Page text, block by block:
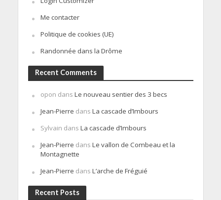
Me contacter
Politique de cookies (UE)
Randonnée dans la Drôme
Recent Comments
opon dans Le nouveau sentier des 3 becs
Jean-Pierre dans La cascade d’Imbours
Sylvain dans La cascade d’Imbours
Jean-Pierre dans Le vallon de Combeau et la
Montagnette
Jean-Pierre dans L’arche de Fréguié
Recent Posts